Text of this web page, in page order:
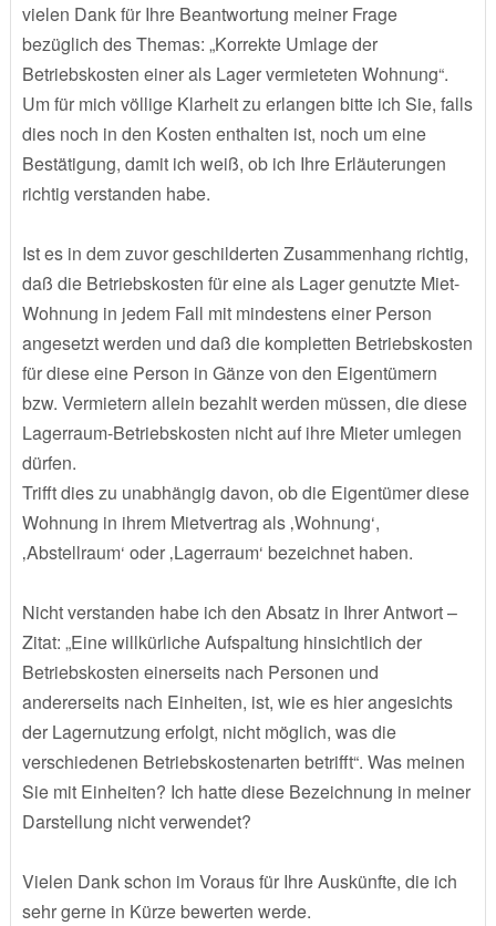
vielen Dank für Ihre Beantwortung meiner Frage
bezüglich des Themas: „Korrekte Umlage der
Betriebskosten einer als Lager vermieteten Wohnung“.
Um für mich völlige Klarheit zu erlangen bitte ich Sie, falls
dies noch in den Kosten enthalten ist, noch um eine
Bestätigung, damit ich weiß, ob ich Ihre Erläuterungen
richtig verstanden habe.
Ist es in dem zuvor geschilderten Zusammenhang richtig,
daß die Betriebskosten für eine als Lager genutzte Miet-
Wohnung in jedem Fall mit mindestens einer Person
angesetzt werden und daß die kompletten Betriebskosten
für diese eine Person in Gänze von den Eigentümern
bzw. Vermietern allein bezahlt werden müssen, die diese
Lagerraum-Betriebskosten nicht auf ihre Mieter umlegen
dürfen.
Trifft dies zu unabhängig davon, ob die Eigentümer diese
Wohnung in ihrem Mietvertrag als ‚Wohnung‘,
‚Abstellraum‘ oder ‚Lagerraum‘ bezeichnet haben.
Nicht verstanden habe ich den Absatz in Ihrer Antwort –
Zitat: „Eine willkürliche Aufspaltung hinsichtlich der
Betriebskosten einerseits nach Personen und
andererseits nach Einheiten, ist, wie es hier angesichts
der Lagernutzung erfolgt, nicht möglich, was die
verschiedenen Betriebskostenarten betrifft“. Was meinen
Sie mit Einheiten? Ich hatte diese Bezeichnung in meiner
Darstellung nicht verwendet?
Vielen Dank schon im Voraus für Ihre Auskünfte, die ich
sehr gerne in Kürze bewerten werde.